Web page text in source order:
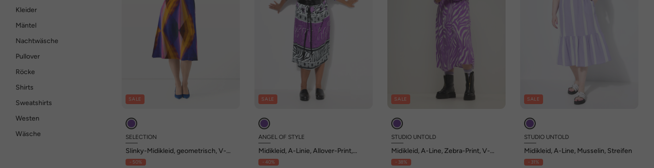
Kleider
Mäntel
Nachtwäsche
Pullover
Röcke
Shirts
Sweatshirts
Westen
Wäsche
SALE
SELECTION
Slinky-Midikleid, geometrisch, V-
Ausschnitt, ärmellos
- 50%
SALE
ANGEL OF STYLE
Midikleid, A-Linie, Allover-Print,
elastische Taille
- 40%
SALE
STUDIO UNTOLD
Midikleid, A-Line, Zebra-Print, V-
Ausschnitt, Langarm
- 38%
SALE
STUDIO UNTOLD
Midikleid, A-Line, Musselin, Streifen
- 31%